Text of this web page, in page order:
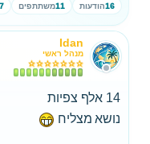
16הודעות 11משתתפים
Idan
מנהל ראשי
14 אלף צפיות
נושא מצליח